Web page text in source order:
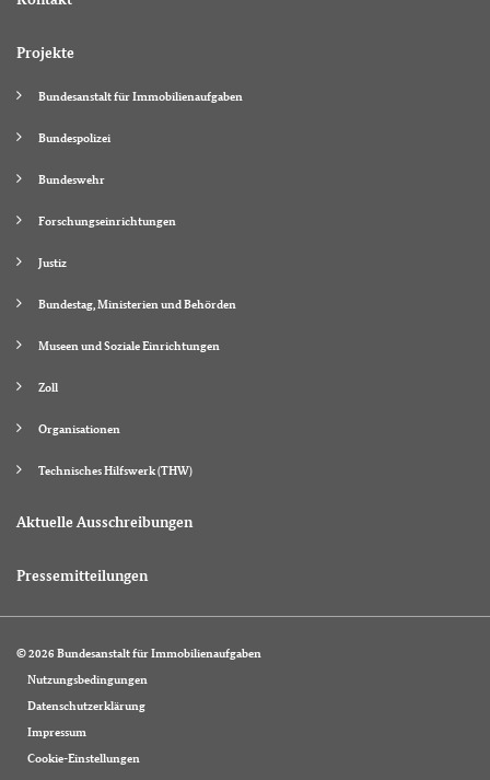
Projekte
Bundesanstalt für Immobilienaufgaben
Bundespolizei
Bundeswehr
Forschungseinrichtungen
Justiz
Bundestag, Ministerien und Behörden
Museen und Soziale Einrichtungen
Zoll
Organisationen
Technisches Hilfswerk (THW)
Aktuelle Ausschreibungen
Pressemitteilungen
© 2026 Bundesanstalt für Immobilienaufgaben
Nutzungsbedingungen
Datenschutzerklärung
Impressum
Cookie-Einstellungen